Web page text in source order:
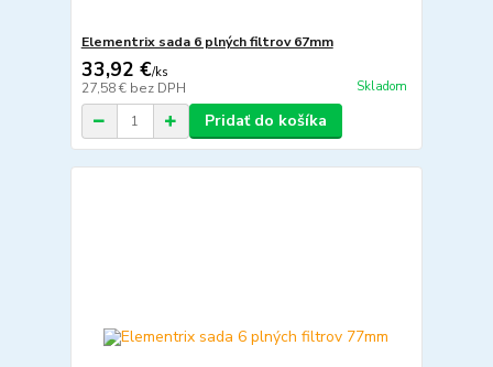
Elementrix sada 6 plných filtrov 67mm
33,92 €/ks
27,58 € bez DPH Skladom
Pridať do košíka